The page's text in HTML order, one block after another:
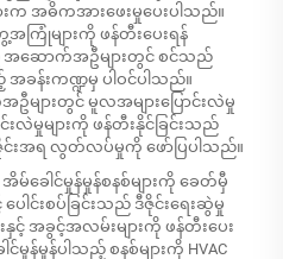
က အဓိကအားဖေးမှုပေးပါသည်။
ြုံများကို ဖန်တီးပေးရန်
ဆောက်အဦများတွင် စင်သည်
ခန်းကဏ္ဍမှ ပါဝင်ပါသည်။
ဦများတွင် မူလအများပြောင်းလဲမှု
င်းလဲမှုများကို ဖန်တီးနိုင်ခြင်းသည်
င်းအရ လွတ်လပ်မှုကို ဖော်ပြပါသည်။
ေါင်မှုန်မှုန်စနစ်များကို ခေတ်မှီ
ါင်းစပ်ခြင်းသည် ဒီဇိုင်းရေးဆွဲမှု
နှင့် အခွင့်အလမ်းများကို ဖန်တီးပေး
န်မှုန်ပါသည့် စနစ်များကို HVAC